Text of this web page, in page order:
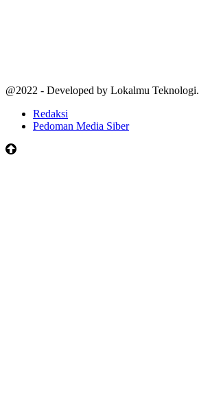
@2022 - Developed by Lokalmu Teknologi.
Redaksi
Pedoman Media Siber